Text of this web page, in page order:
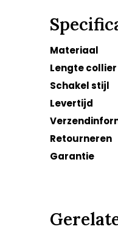
Materiaal
Lengte collier
Schakel stijl
Levertijd
Retourneren
Garantie